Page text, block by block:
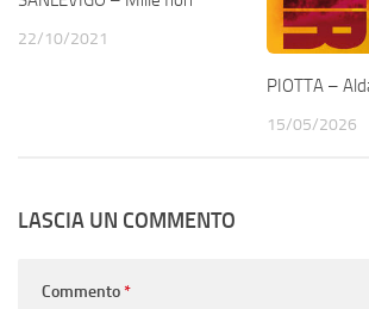
22/10/2021
PIOTTA –
15/05/2026
LASCIA UN COMMENTO
Commento*